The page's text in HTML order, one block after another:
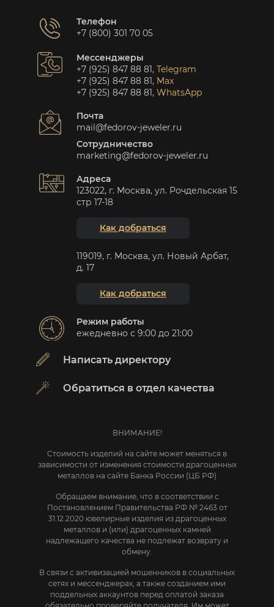
Телефон
+7 (800) 301 70 05
Мессенджеры
+7 (925) 847 88 81, Telegram
+7 (925) 847 88 81, Max
+7 (925) 847 88 81, WhatsApp
Почта
mail@fedorov-jeweler.ru
Сотрудничество
marketing@fedorov-jeweler.ru
Адреса
123022, г. Москва, ул. Рочдельская 15
стр 17-18
Как добраться
119019, г. Москва, ул. Новый Арбат,
д. 17
Как добраться
Режим работы
ежедневно с 9:00 до 21:00
Написать директору
Обратиться в отдел качества
ВНИМАНИЕ!
Стоимость изделий на сайте может меняться в
зависимости от изменения стоимости драгоценных
металлов на сайте Банка России (ЦБ РФ)
Обращаем внимание, что в соответствии с
Постановлением Правительства РФ № 2463 от
31.12.2020 ювелирные изделия из драгоценных
металлов и (или) драгоценных камней
надлежащего качества не подлежат возврату и
обмену.
В связи с активизацией мошенников в социальных
сетях и мессенджерах, а также созданием ими
поддельных аккаунтов перед оплатой заказа